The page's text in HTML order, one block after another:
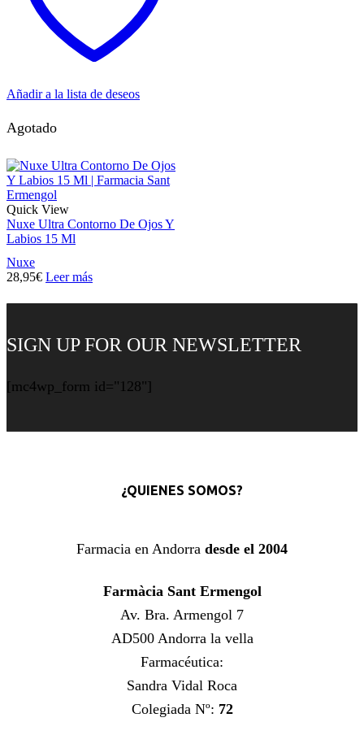
Añadir a la lista de deseos
Agotado
Quick View
Nuxe Ultra Contorno De Ojos Y
Labios 15 Ml
Nuxe
28,95€ Leer más
SIGN UP FOR OUR NEWSLETTER
[mc4wp_form id="128"]
¿QUIENES SOMOS?
Farmacia en Andorra desde el 2004
Farmàcia Sant Ermengol
Av. Bra. Armengol 7
AD500 Andorra la vella
Farmacéutica:
Sandra Vidal Roca
Colegiada Nº: 72